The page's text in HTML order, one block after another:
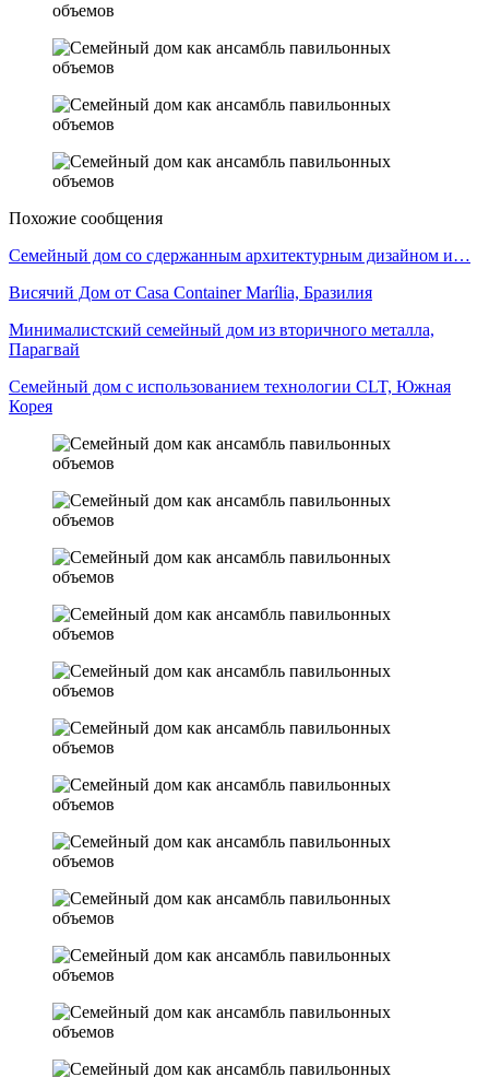
Похожие сообщения
Семейный дом со сдержанным архитектурным дизайном и…
Висячий Дом от Casa Container Marília, Бразилия
Минималистский семейный дом из вторичного металла,
Парагвай
Семейный дом с использованием технологии CLT, Южная
Корея